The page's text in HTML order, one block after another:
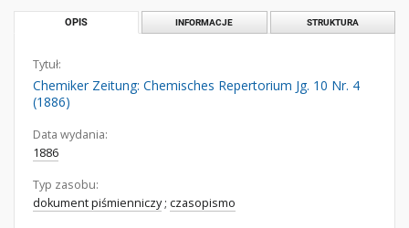
OPIS INFORMACJE STRUKTURA
Tytuł:
Chemiker Zeitung: Chemisches Repertorium Jg. 10 Nr. 4
(1886)
Data wydania:
1886
Typ zasobu:
dokument piśmienniczy; czasopismo